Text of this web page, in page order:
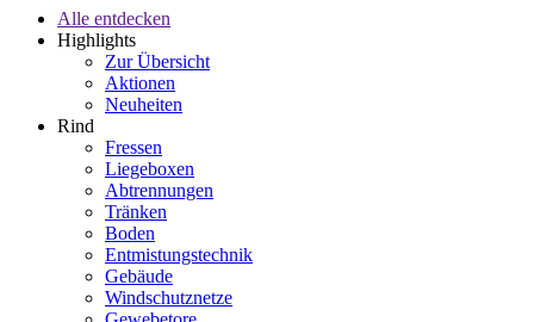
Alle entdecken
Highlights
Zur Übersicht
Aktionen
Neuheiten
Rind
Fressen
Liegeboxen
Abtrennungen
Tränken
Boden
Entmistungstechnik
Gebäude
Windschutznetze